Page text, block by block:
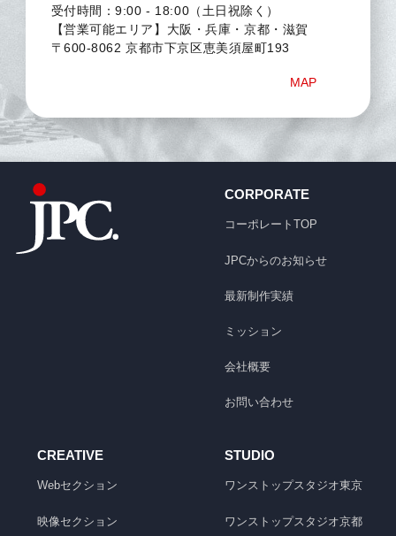
受付時間：9:00 - 18:00（土日祝除く）
【営業可能エリア】大阪・兵庫・京都・滋賀
〒600-8062 京都市下京区恵美須屋町193
MAP
CORPORATE
コーポレートTOP
JPCからのお知らせ
最新制作実績
ミッション
会社概要
お問い合わせ
CREATIVE
Webセクション
映像セクション
STUDIO
ワンストップスタジオ東京
ワンストップスタジオ京都